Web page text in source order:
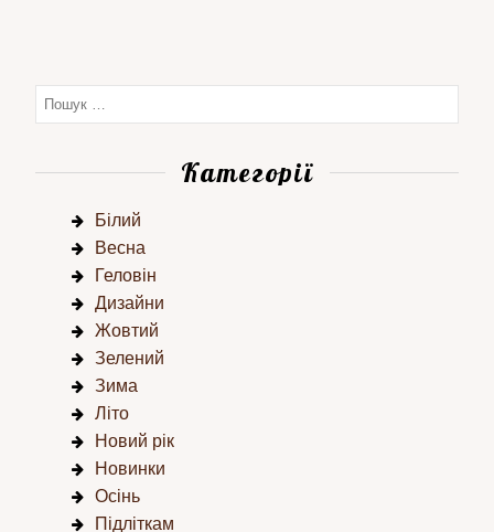
Категорії
Білий
Весна
Геловін
Дизайни
Жовтий
Зелений
Зима
Літо
Новий рік
Новинки
Осінь
Підліткам